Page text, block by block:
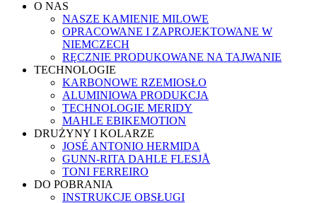
O NAS
NASZE KAMIENIE MILOWE
OPRACOWANE I ZAPROJEKTOWANE W
NIEMCZECH
RĘCZNIE PRODUKOWANE NA TAJWANIE
TECHNOLOGIE
KARBONOWE RZEMIOSŁO
ALUMINIOWA PRODUKCJA
TECHNOLOGIE MERIDY
MAHLE EBIKEMOTION
DRUŻYNY I KOLARZE
JOSÉ ANTONIO HERMIDA
GUNN-RITA DAHLE FLESJÅ
TONI FERREIRO
DO POBRANIA
INSTRUKCJE OBSŁUGI